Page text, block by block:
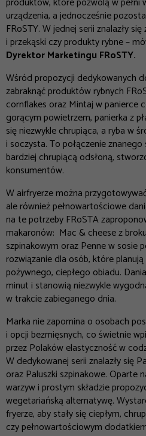
urządzenia, a jednocześnie
FRoSTY. W jednej serii znalazły
i przekąski czy produkty rybne–
Dyrektor Marketingu FRoSTY.
Wśród propozycji dedykowanych
zabraknąć produktów rybnych
cornflakes orazMintaj w panierce
gorącym powietrzem, panierka z
się niezwykle chrupiąca, a ryba w
i soczysta. To połączenie
bardziej chrupiącą odsłoną,
konsumentów.
W airfryerze można
ale również pełnowartościowe
na te potrzeby FRoSTA
makaronów: Mac & cheese z
szpinakowym orazPenne w sosie
rozwiązanie dla osób, które planują
pożywnego, ciepłego obiadu.
minuti stanowią niezwykle
w trakcie zabieganego dnia.
Marka nie zapomina o osobach
i opcji bezmięsnych, co świetnie
przez Polaków elastyczność w
W dedykowanej serii znalazły się
orazPaluszki szpinakowe. Oparte
warzyw i prostym składzie
wegetariańską alternatywę.
fryerze, aby stały się ciepłym,
czy pełnowartościowym